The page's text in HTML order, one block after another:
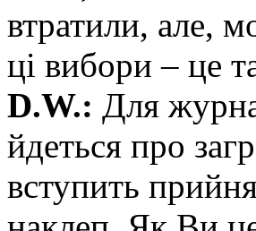
втратили, але,
ці вибори – це
D.W.: Для
йдеться про
вступить